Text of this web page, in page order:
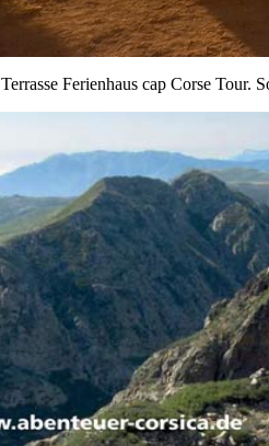
Terrasse Ferienhaus cap Corse Tour.